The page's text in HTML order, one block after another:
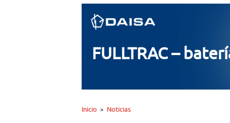
FULLTRAC –
Inicio > Noticias